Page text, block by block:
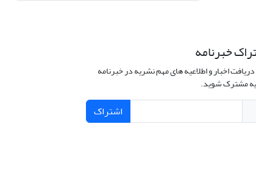
خبرنامه
اخبار و اطلاعیه های مهم نشریه در خبرنامه
مشترک شوید.
اشتراک